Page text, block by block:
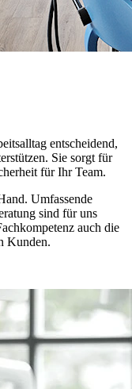
entscheidend,
Sie sorgt für
für Ihr Team.
Umfassende
sind für uns
auch die
Kunden.